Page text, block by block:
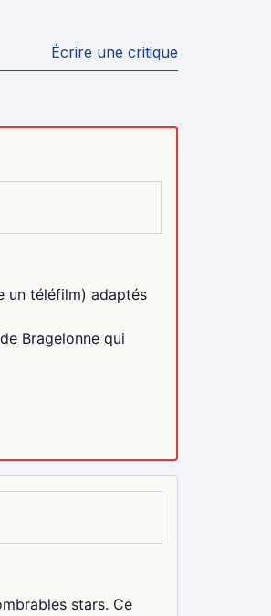
Écrire une critique
un téléfilm) adaptés
Bragelonne qui
stars. Ce